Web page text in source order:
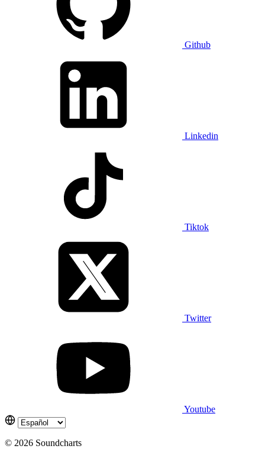
Github
Linkedin
Tiktok
Twitter
Youtube
© 2026 Soundcharts